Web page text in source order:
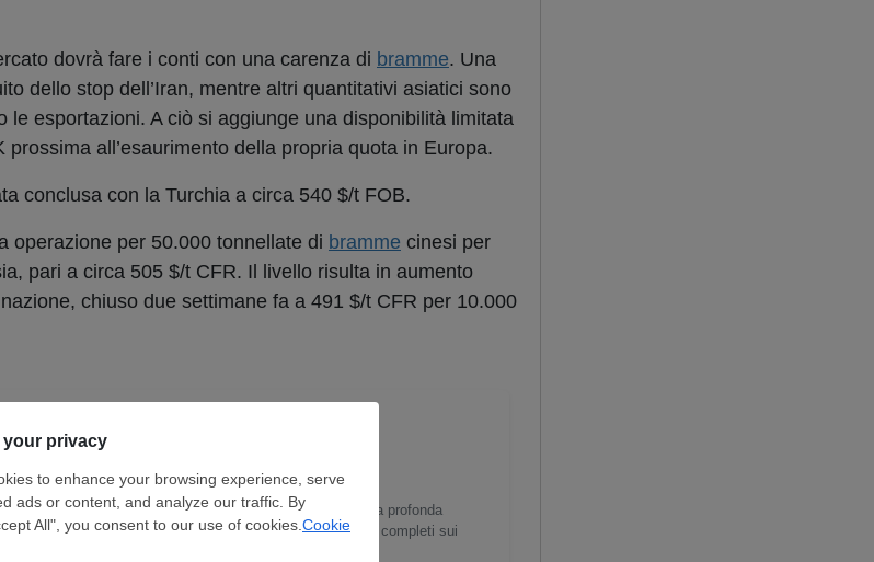
dovrà fare i conti con una carenza di bramme. Una
dello stop dell’Iran, mentre altri quantitativi asiatici sono
esportazioni. A ciò si aggiunge una disponibilità limitata
all’esaurimento della propria quota in Europa.
conclusa con la Turchia a circa 540 $/t FOB.
operazione per 50.000 tonnellate di bramme cinesi per
pari a circa 505 $/t CFR. Il livello risulta in aumento
chiuso due settimane fa a 491 $/t CFR per 10.000
Inglese ho trascorso gli ultimi 15 anni sviluppando una profonda
of Content Department. Scrivo e curo notizie e report completi sui
del mercato globale.